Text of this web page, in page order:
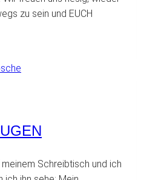
zu sein und EUCH
Schreibtisch und ich